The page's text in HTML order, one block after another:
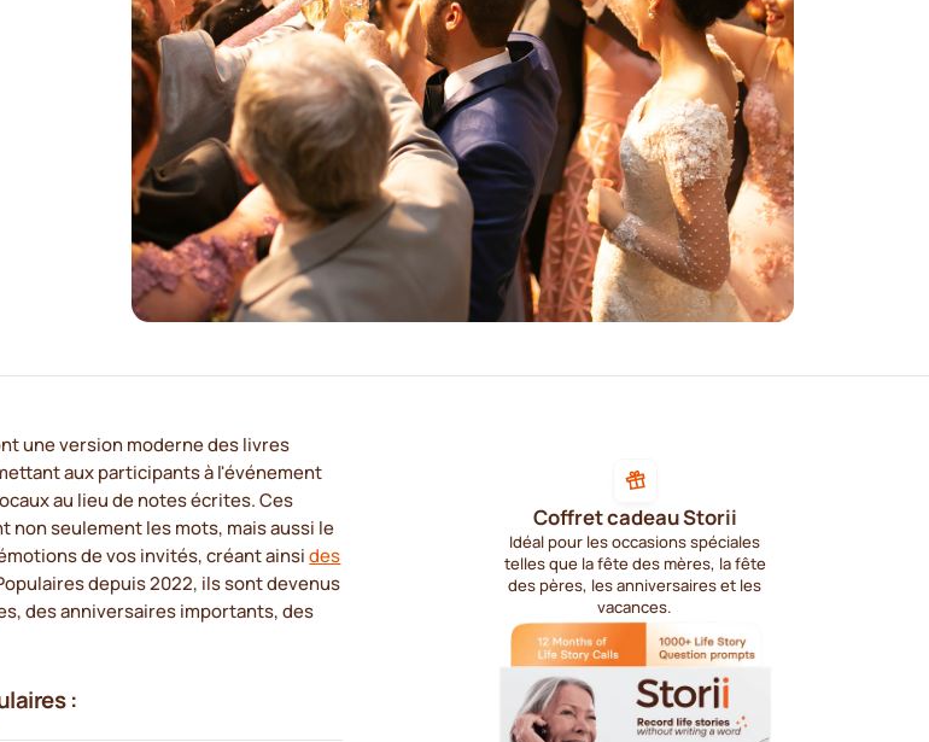
une version moderne des livres
aux participants à l'événement
au lieu de notes écrites. Ces
seulement les mots, mais aussi le
de vos invités, créant ainsides
depuis 2022, ils sont devenus
des anniversaires importants, des
:
Coffret cadeau Storii
Idéal pour les occasions spéciales
telles que la fête des mères, la fête
des pères, les anniversaires et les
vacances.